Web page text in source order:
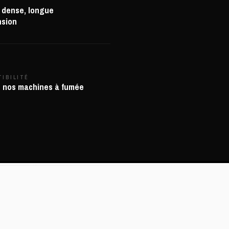
longue
machines à fumée